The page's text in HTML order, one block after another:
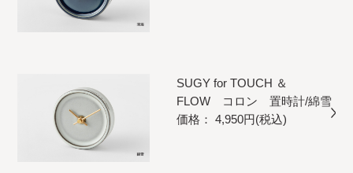
SUGY for TOUCH ＆
FLOW コロン 置時計/綿雪
価格： 4,950円(税込)